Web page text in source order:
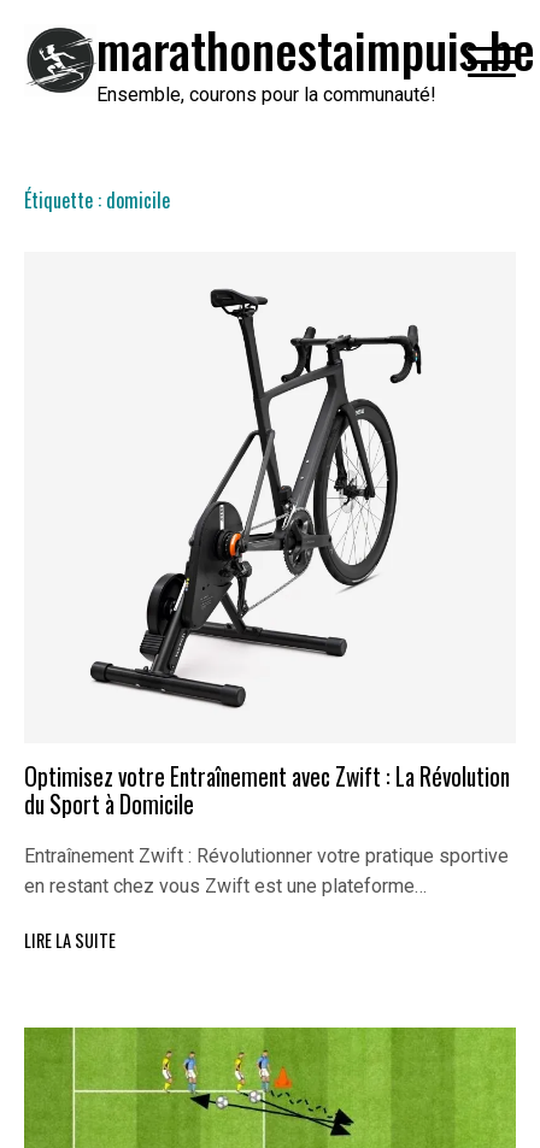
contenu
marathonestaimpuis.be
Ensemble, courons pour la communauté!
Étiquette : domicile
Optimisez votre Entraînement avec Zwift : La Révolution
du Sport à Domicile
Entraînement Zwift : Révolutionner votre pratique sportive
en restant chez vous Zwift est une plateforme…
LIRE LA SUITE